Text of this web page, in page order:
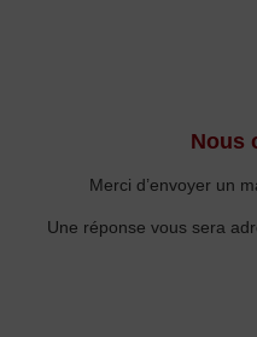
Nous
Merci d’envoyer un
Une réponse vous sera